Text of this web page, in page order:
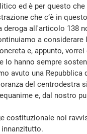
ed è per questo
che c’è in
deroga all'articolo 138
a considerare
e, appunto,
hanno sempre
avuto una Repubblica
del centrodestra
e, dal nostro
noi